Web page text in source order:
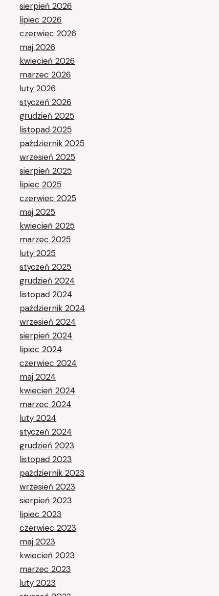
sierpień 2026
lipiec 2026
czerwiec 2026
maj 2026
kwiecień 2026
marzec 2026
luty 2026
styczeń 2026
grudzień 2025
listopad 2025
październik 2025
wrzesień 2025
sierpień 2025
lipiec 2025
czerwiec 2025
maj 2025
kwiecień 2025
marzec 2025
luty 2025
styczeń 2025
grudzień 2024
listopad 2024
październik 2024
wrzesień 2024
sierpień 2024
lipiec 2024
czerwiec 2024
maj 2024
kwiecień 2024
marzec 2024
luty 2024
styczeń 2024
grudzień 2023
listopad 2023
październik 2023
wrzesień 2023
sierpień 2023
lipiec 2023
czerwiec 2023
maj 2023
kwiecień 2023
marzec 2023
luty 2023